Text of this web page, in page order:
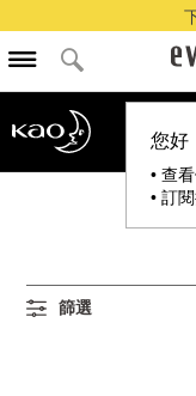
您好
• 查
• 訂
篩選